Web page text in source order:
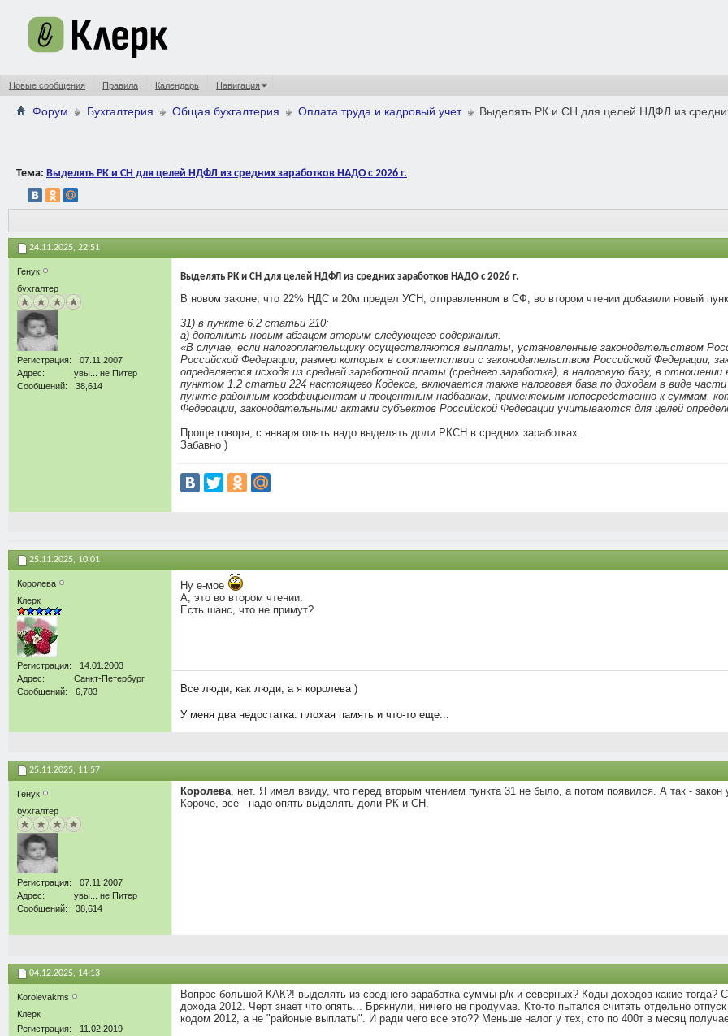
Новые сообщения Правила Календарь Навигация
Форум Бухгалтерия Общая бухгалтерия Оплата труда и кадровый учет Выделять РК и СН для целей НДФЛ из
Тема: Выделять РК и СН для целей НДФЛ из средних заработков НАДО с 2026 г.
24.11.2025, 22:51
Генук
бухгалтер
Регистрация
07.11.2007
Адрес
увы... не Питер
Сообщений
38,614
Выделять РК и СН для целей НДФЛ из средних заработков НАДО с 2026 г.
В новом законе, что 22% НДС и 20м предел УСН, отправленном в СФ, во втором чтении добавили новый
31) в пункте 6.2 статьи 210:
а) дополнить новым абзацем вторым следующего содержания:
«В случае, если налогоплательщику осуществляются выплаты, установленные законодательством
Российской Федерации, размер которых в соответствии с законодательством Российской Федерации,
определяется исходя из средней заработной платы (среднего заработка), в налоговую базу, в
пунктом 1.2 статьи 224 настоящего Кодекса, включается также налоговая база по доходам в виде
пункте районным коэффициентам и процентным надбавкам, применяемым непосредственно к суммам,
Федерации, законодательными актами субъектов Российской Федерации учитываются для целей
Проще говоря, с января опять надо выделять доли РКСН в средних заработках.
Забавно )
25.11.2025, 10:01
Королева
Клерк
Регистрация
14.01.2003
Адрес
Санкт-Петербург
Сообщений
6,783
Ну е-мое
А, это во втором чтении.
Есть шанс, что не примут?
Все люди, как люди, а я королева )
У меня два недостатка: плохая память и что-то еще...
25.11.2025, 11:57
Генук
бухгалтер
Регистрация
07.11.2007
Адрес
увы... не Питер
Сообщений
38,614
Королева , нет. Я имел ввиду, что перед вторым чтением пункта 31 не было, а потом появился. А так -
Короче, всё - надо опять выделять доли РК и СН.
04.12.2025, 14:13
Korolevakms
Клерк
Регистрация
11.02.2019
Вопрос большой КАК?! выделять из среднего заработка суммы р/к и северных? Коды доходов какие
дохода 2012. Черт знает что опять... Брякнули, ничего не продумав. Кто-то пытался считать отдельно
кодом 2012, а не "районые выплаты". И ради чего все это?? Меньше налог у тех, сто по 400т в месяц